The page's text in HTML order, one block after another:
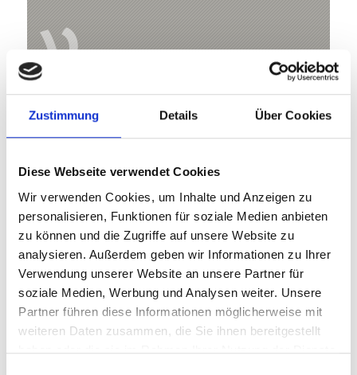
Zustimmung Details Über Cookies
Diese Webseite verwendet Cookies
Wir verwenden Cookies, um Inhalte und Anzeigen zu
personalisieren, Funktionen für soziale Medien anbieten
zu können und die Zugriffe auf unsere Website zu
analysieren. Außerdem geben wir Informationen zu Ihrer
Verwendung unserer Website an unsere Partner für
soziale Medien, Werbung und Analysen weiter. Unsere
Partner führen diese Informationen möglicherweise mit
weiteren Daten zusammen, die Sie ihnen bereitgestellt
haben oder die sie im Rahmen Ihrer Nutzung der Dienste
V
Vordere Rotspitze (3.033 m)
39021 Latsch
info@latsch.it
Lage
Impressionen